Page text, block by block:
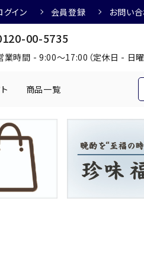
グイン 会員登録 お問い
00-5735
業時間 - 9:00～17:00（定休日 - 日曜
もの
本酒におすすめ
2,001円～3,000円 3,001円
商品一覧